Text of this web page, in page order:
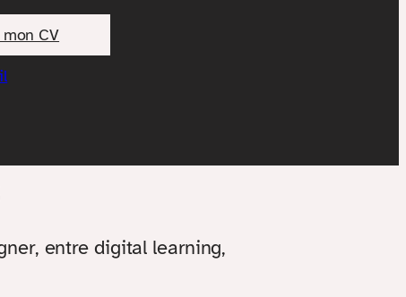
CV
entre digital learning,